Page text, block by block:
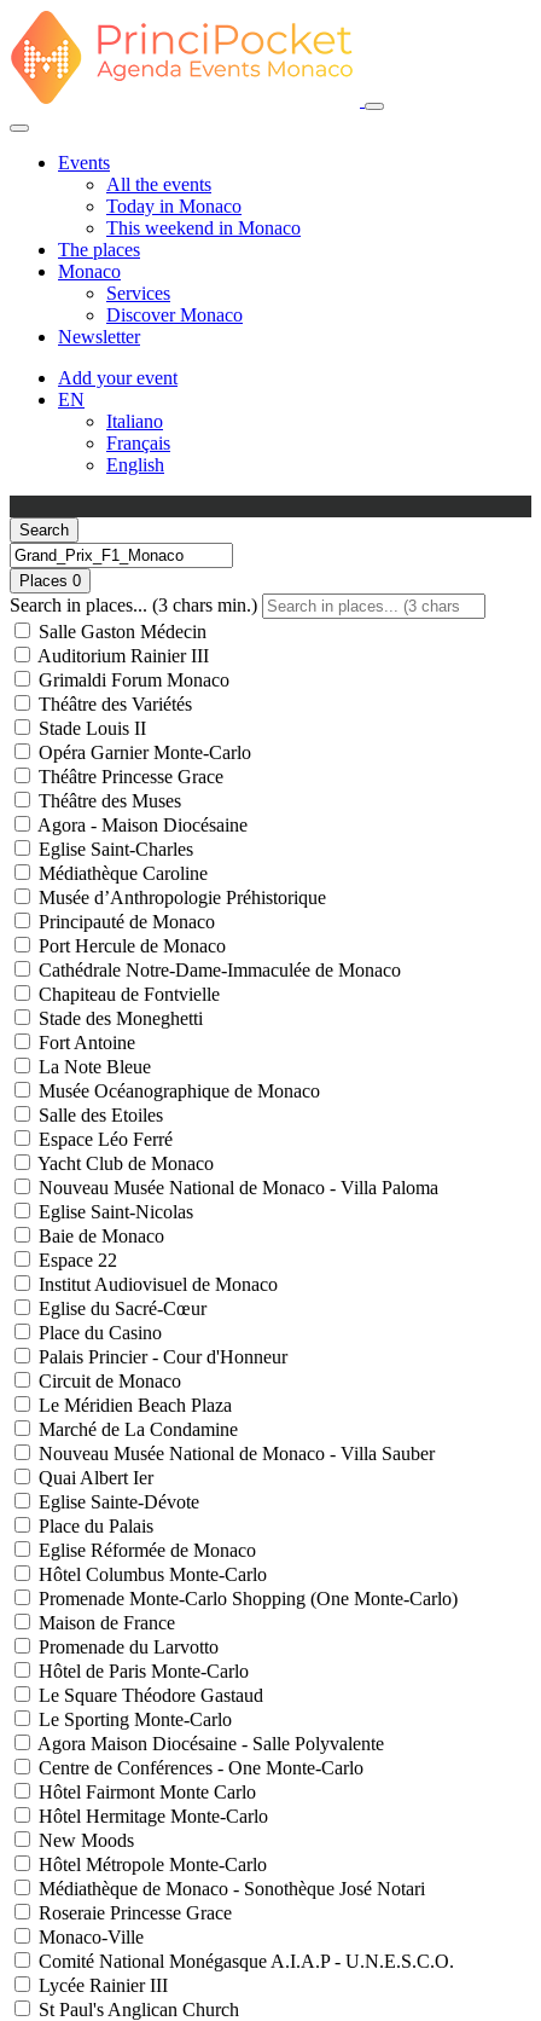
Events
All the events
Today in Monaco
This weekend in Monaco
The places
Monaco
Services
Discover Monaco
Newsletter
Add your event
EN
Italiano
Français
English
Search
Places 0
Search in places... (3 chars min.)
Salle Gaston Médecin
Auditorium Rainier III
Grimaldi Forum Monaco
Théâtre des Variétés
Stade Louis II
Opéra Garnier Monte-Carlo
Théâtre Princesse Grace
Théâtre des Muses
Agora - Maison Diocésaine
Eglise Saint-Charles
Médiathèque Caroline
Musée d’Anthropologie Préhistorique
Principauté de Monaco
Port Hercule de Monaco
Cathédrale Notre-Dame-Immaculée de Monaco
Chapiteau de Fontvielle
Stade des Moneghetti
Fort Antoine
La Note Bleue
Musée Océanographique de Monaco
Salle des Etoiles
Espace Léo Ferré
Yacht Club de Monaco
Nouveau Musée National de Monaco - Villa Paloma
Eglise Saint-Nicolas
Baie de Monaco
Espace 22
Institut Audiovisuel de Monaco
Eglise du Sacré-Cœur
Place du Casino
Palais Princier - Cour d'Honneur
Circuit de Monaco
Le Méridien Beach Plaza
Marché de La Condamine
Nouveau Musée National de Monaco - Villa Sauber
Quai Albert Ier
Eglise Sainte-Dévote
Place du Palais
Eglise Réformée de Monaco
Hôtel Columbus Monte-Carlo
Promenade Monte-Carlo Shopping (One Monte-Carlo)
Maison de France
Promenade du Larvotto
Hôtel de Paris Monte-Carlo
Le Square Théodore Gastaud
Le Sporting Monte-Carlo
Agora Maison Diocésaine - Salle Polyvalente
Centre de Conférences - One Monte-Carlo
Hôtel Fairmont Monte Carlo
Hôtel Hermitage Monte-Carlo
New Moods
Hôtel Métropole Monte-Carlo
Médiathèque de Monaco - Sonothèque José Notari
Roseraie Princesse Grace
Monaco-Ville
Comité National Monégasque A.I.A.P - U.N.E.S.C.O.
Lycée Rainier III
St Paul's Anglican Church